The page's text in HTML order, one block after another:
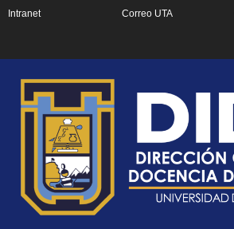
Intranet Correo UTA